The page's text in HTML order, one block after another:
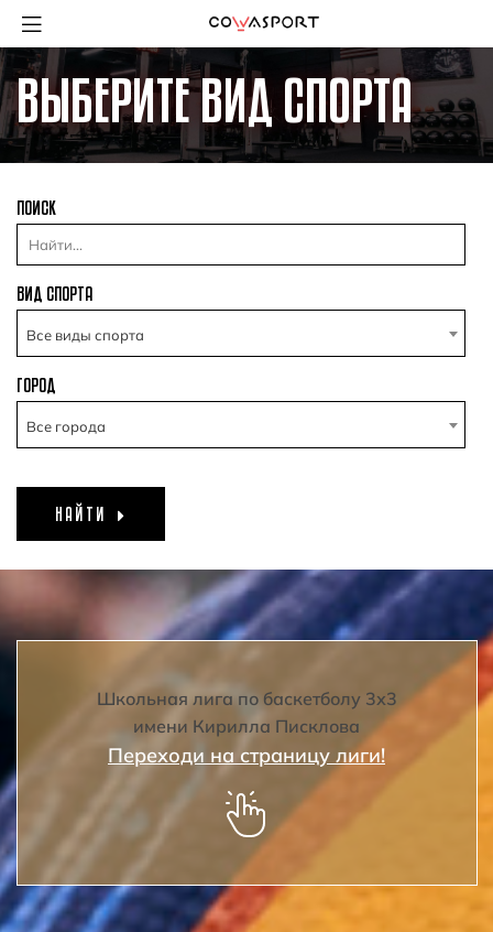
ВЫБЕРИТЕ ВИД СПОРТА
ПОИСК
ВИД СПОРТА
Все виды спорта
ГОРОД
Все города
НАЙТИ
Школьная лига по баскетболу 3х3
имени Кирилла Писклова
Переходи на страницу лиги!